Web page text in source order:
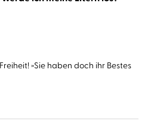
»Sie haben doch ihr Bestes